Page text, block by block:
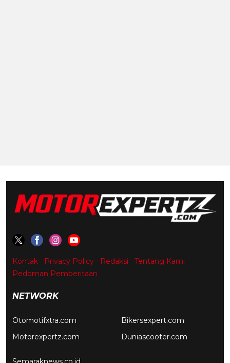
Kontak Privacy Policy Redaksi
Tentang Kami
Pedoman Pemberitaan
NETWORK
Otomotifxtra.com
Motorexpertz.com
Bikersexpert.com
Duniascooter.com